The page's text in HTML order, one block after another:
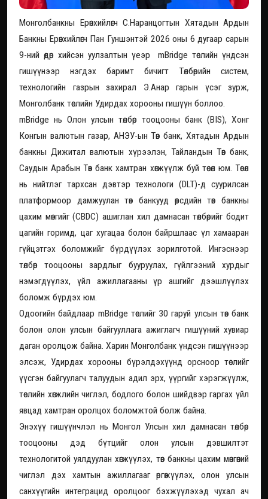
Монголбанкны Ерөнхийлөгч С.Наранцогтын Хятадын Ардын
Банкны Ерөнхийлөгч Пан Гуншэнтэй 2026 оны 6 дугаар сарын
9-ний өдөр хийсэн уулзалтын үеэр mBridge төслийн үндсэн
гишүүнээр нэгдэх баримт бичигт Төлбөрийн систем,
технологийн газрын захирал Э.Анар гарын үсэг зурж,
Монголбанк төслийн Удирдах хорооны гишүүн боллоо.
mBridge нь Олон улсын төлбөр тооцооны банк (BIS), Хонг
Конгын валютын газар, АНЭУ-ын Төв банк, Хятадын Ардын
банкны Дижитал валютын хүрээлэн, Тайландын Төв банк,
Саудын Арабын Төв банк хамтран хөгжүүлж буй төсөл юм. Төсөл
нь нийтлэг тархсан дэвтэр технологи (DLT)-д суурилсан
платформоор дамжуулан төв банкууд өөрсдийн төв банкны
цахим мөнгийг (CBDC) ашиглан хил дамнасан төлбөрийг бодит
цагийн горимд, цаг хугацаа болон байршлаас үл хамааран
гүйцэтгэх боломжийг бүрдүүлэх зорилготой. Ингэснээр
төлбөр тооцооны зардлыг бууруулах, гүйлгээний хурдыг
нэмэгдүүлэх, үйл ажиллагааны үр ашгийг дээшлүүлэх
боломж бүрдэх юм.
Одоогийн байдлаар mBridge төслийг 30 гаруй улсын төв банк
болон олон улсын байгууллага ажиглагч гишүүний хувиар
даган оролцож байна. Харин Монголбанк үндсэн гишүүнээр
элсэж, Удирдах хорооны бүрэлдэхүүнд орсноор төслийг
үүсгэн байгуулагч талуудын адил эрх, үүргийг хэрэгжүүлж,
төслийн хөгжлийн чиглэл, бодлого болон шийдвэр гаргах үйл
явцад хамтран оролцох боломжтой болж байна.
Энэхүү гишүүнчлэл нь Монгол Улсын хил дамнасан төлбөр
тооцооны дэд бүтцийг олон улсын дэвшилтэт
технологитой уялдуулан хөгжүүлэх, төв банкны цахим мөнгөний
чиглэл дэх хамтын ажиллагааг өргөжүүлэх, олон улсын
санхүүгийн интеграцид оролцоог бэхжүүлэхэд чухал ач